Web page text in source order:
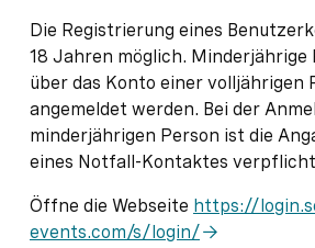
Die Registrierung eines
18 Jahren möglich. Minderjährige
über das Konto einer volljährigen
angemeldet werden. Bei der
minderjährigen Person ist die
eines Notfall-Kontaktes
Öffne die Webseite https://
events.com/s/login/